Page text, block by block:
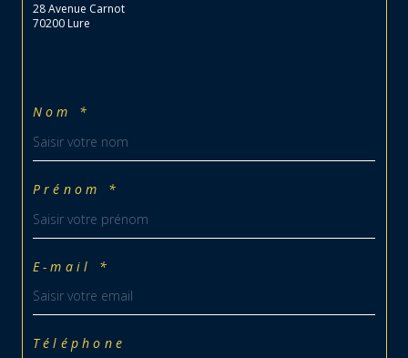
28 Avenue Carnot
70200 Lure
Nom *
Prénom *
E-mail *
Téléphone